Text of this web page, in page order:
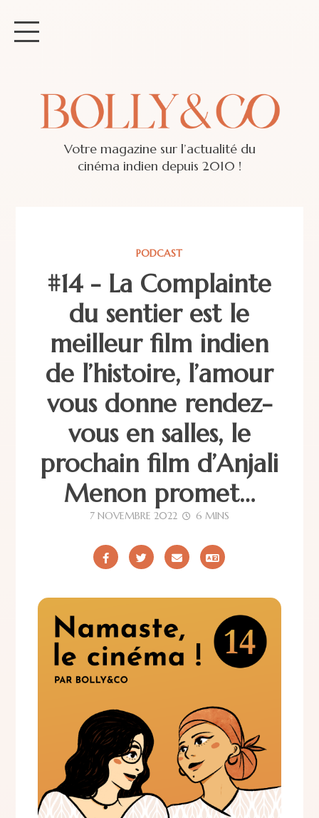
Votre magazine sur l’actualité du
cinéma indien depuis 2010 !
PODCAST
#14 - La Complainte
du sentier est le
meilleur film indien
de l’histoire, l’amour
vous donne rendez-
vous en salles, le
prochain film d’Anjali
Menon promet…
7 NOVEMBRE 2022 6 MINS